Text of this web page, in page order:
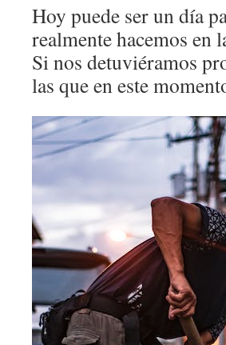
Hoy puede ser un día
realmente hacemos en
Si nos detuviéramos
las que en este